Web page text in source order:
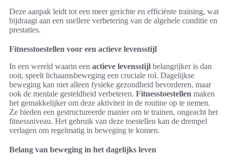
Deze aanpak leidt tot een meer gerichte en efficiënte training, wat
bijdraagt aan een snellere verbetering van de algehele conditie en
prestaties.
Fitnesstoestellen voor een actieve levensstijl
In een wereld waarin een actieve levensstijl belangrijker is dan
ooit, speelt lichaamsbeweging een cruciale rol. Dagelijkse
beweging kan niet alleen fysieke gezondheid bevorderen, maar
ook de mentale gesteldheid verbeteren. Fitnesstoestellen maken
het gemakkelijker om deze aktiviteit in de routine op te nemen.
Ze bieden een gestructureerde manier om te trainen, ongeacht het
fitnessniveau. Het gebruik van deze toestellen kan de drempel
verlagen om regelmatig in beweging te komen.
Belang van beweging in het dagelijks leven